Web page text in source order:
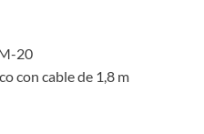
20
con cable de 1,8 m